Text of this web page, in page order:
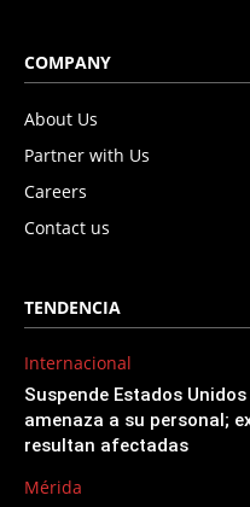
COMPANY
About Us
Partner with Us
Careers
Contact us
TENDENCIA
Internacional
Suspende Estados
amenaza a su personal;
resultan afectadas
Mérida